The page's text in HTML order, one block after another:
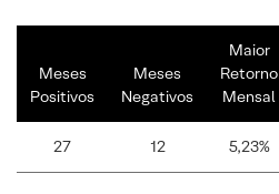
Meses
Positivos
Meses
Negativos
Maior
Retorno
Mensal
27 12 5,23%